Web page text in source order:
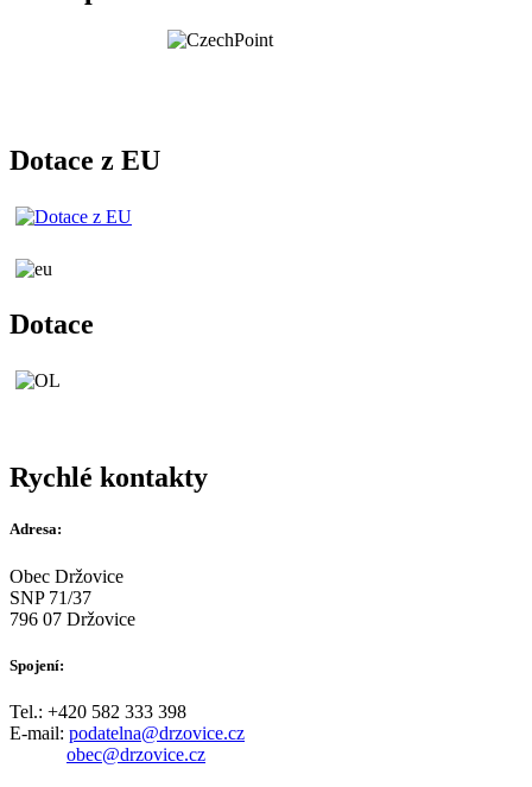
Dotace z EU
Dotace
Rychlé kontakty
Adresa:
Obec Držovice
SNP 71/37
796 07 Držovice
Spojení:
Tel.: +420 582 333 398
E-mail: podatelna@drzovice.cz
obec@drzovice.cz